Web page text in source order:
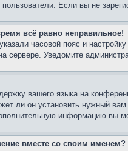
пользователи. Если вы не
всё равно неправильное!
часовой пояс и
сервере. Уведомите
вашего языка на
ли он установить нужный
информацию вы
вместе со своим именем?